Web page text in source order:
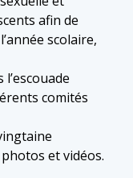
afin de
scolaire,
comités
et vidéos.